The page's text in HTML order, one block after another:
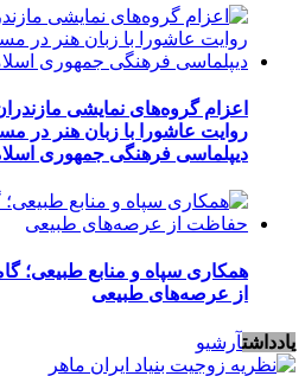
اعزام گروه‌های نمایشی
روایت عاشورا با زبان هنر در
دیپلماسی فرهنگی جمهوری
همکاری سپاه و منابع طبیعی؛
از عرصه‌های طبیعی
یادداشتآرشیو